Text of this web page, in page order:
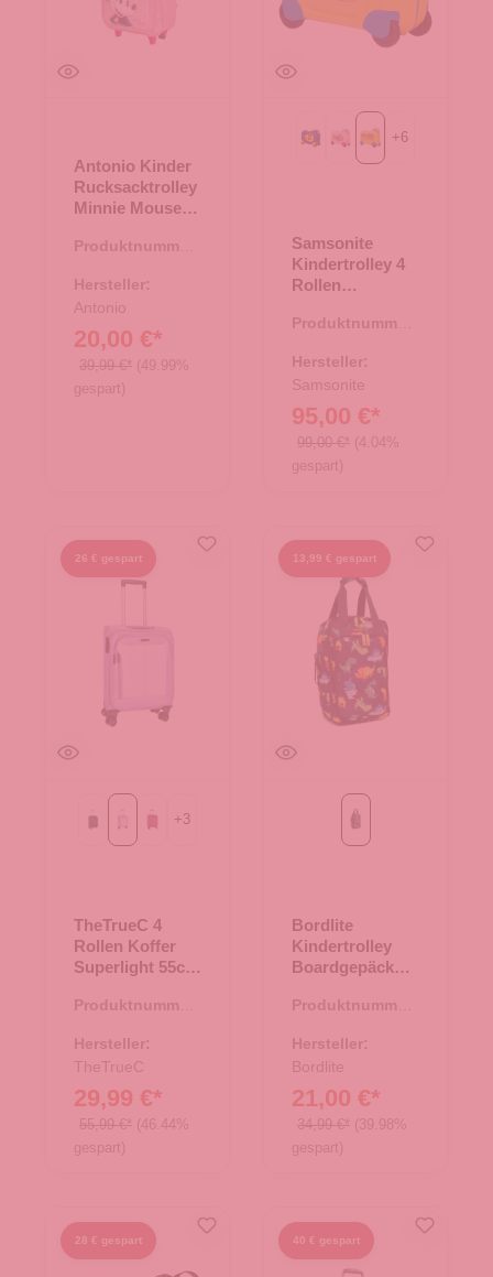
Antonio Kinder
Rucksacktrolley
Minnie Mouse -
Produktnummer:
Hersteller:
Antonio
20,00 €*
39,99 €* (49.99%
gespart)
Mickey Happy
Minnie Flower Power
School Bus
+6
Samsonite
Kindertrolley 4
Rollen
School Bus
Produktnummer:
Hersteller:
Samsonite
95,00 €*
99,00 €* (4.04%
gespart)
26 € gespart
BlackFliederberry
+3
TheTrueC 4
Rollen Koffer
Superlight 55cm
Flieder
Produktnummer:
Hersteller:
TheTrueC
29,99 €*
55,99 €* (46.44%
gespart)
13,99 € gespart
navy
Bordlite
Kindertrolley
Boardgepäck
navy
Produktnummer:
Hersteller:
Bordlite
21,00 €*
34,99 €* (39.98%
gespart)
28 € gespart 40 € gespart